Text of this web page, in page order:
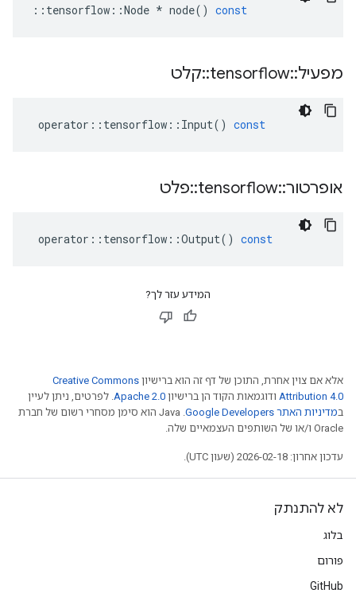
:: tensorflow ::Node * node() const
מפעיל::
tensorflow
::קלט
operator :: tensorflow :: Input() const
אופרטור::
tensorflow
::פלט
operator :: tensorflow ::Output() const
המידע עזר לך?
אלא אם צוין אחרת, התוכן של דף זה הוא ברישיון Creative Commons
Attribution 4.0 ודוגמאות הקוד הן ברישיון Apache 2.0. לפרטים, ניתן לעיין
במדיניות האתר Google Developers‏
.‏ Java הוא סימן מסחרי רשום של חברת
Oracle ו/או של השותפים העצמאיים שלה.
עדכון אחרון: 2026-02-18 (שעון UTC).
לא להתנתק
בלוג
פורום
GitHub